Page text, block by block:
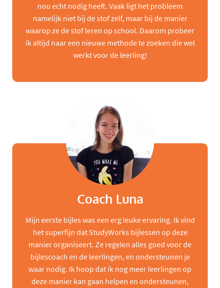
nou echt nodig heeft. Vaak ligt het probleem
namelijk niet bij de stof zelf, maar bij de manier
waarop ze de stof leren op school. Daarom probeer
ik altijd naar een nieuwe methode te zoeken die wel
werkt voor de leerling!
Coach Luna
Mijn eerste bijles was een erg leuke ervaring. Ik vind
het superfijn dat StudyWorks bijlessen op deze
manier organiseert. Ze regelen alles goed voor de
bijlescoach en de leerlingen, en ondersteunen je
waar nodig. Ik hoop dat ik nog meer leerlingen op
deze manier kan gaan helpen en ondersteunen,